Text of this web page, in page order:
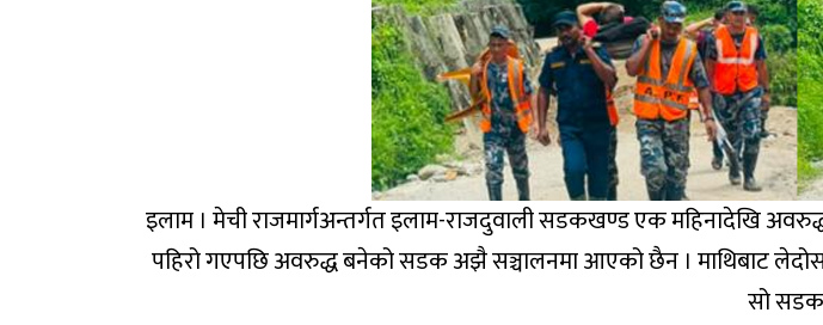
इलाम । मेची राजमार्गअन्तर्गत इलाम-राजदुवाली सडकखण्ड एक महिनादेखि
पहिरो गएपछि अवरुद्ध बनेको सडक अझै सञ्चालनमा आएको छैन । माथिबाट
सो